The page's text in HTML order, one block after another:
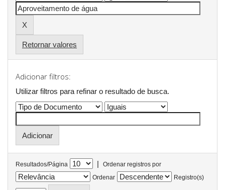
Retornar valores
Adicionar filtros:
Utilizar filtros para refinar o resultado de busca.
Resultados/Página |
Ordenar registros por
Ordenar
Registro(s)